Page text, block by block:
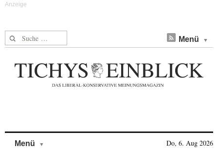
Suche nach: Menü
Menü Do, 6. Aug 2026